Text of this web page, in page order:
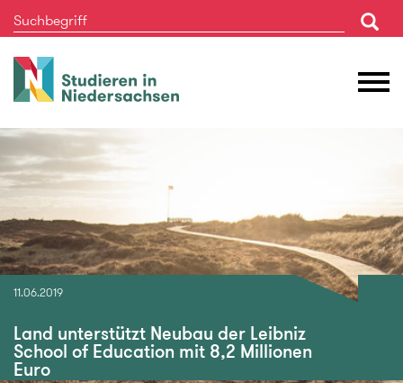
Studieren
in
11.06.2019
Land unterstützt Neubau der Leibniz
School of Education mit 8,2 Millionen
Euro